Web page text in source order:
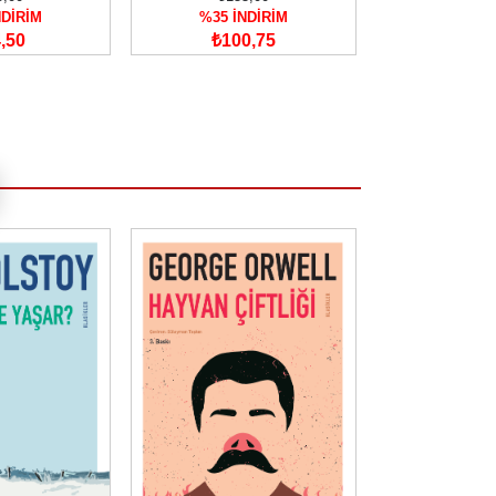
%35 İNDİRİM
₺100,75